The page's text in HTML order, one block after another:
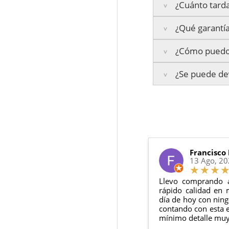
Sprinter 416
¿Cuánto
Península:
Islas Baleares:El
Los plazos
¿Qué
La garantía varía
3 años de
2 años de
Todas nuestras
¿Cómo
Te enviaremos un
en todo momento.
¿Se puede
El producto
Debe
13 Ago,
Llevo
rápido calidad en
día de hoy con
contando con esta
mínimo detalle